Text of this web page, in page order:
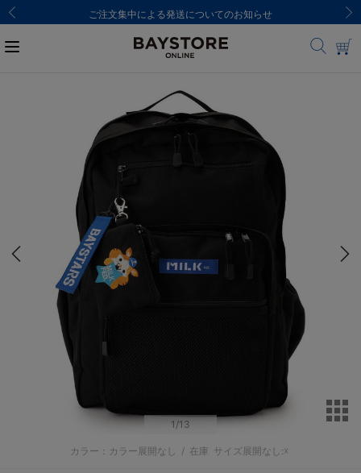
ご注文集中による発送についてのお知らせ
1 /13
カラー：カラー展開なし / 在庫 サイズ展開なし:☓